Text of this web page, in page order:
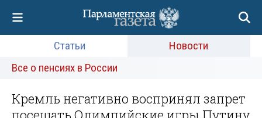
Статьи
Новости
Все о пенсиях в России
Кремль негативно воспринял запрет